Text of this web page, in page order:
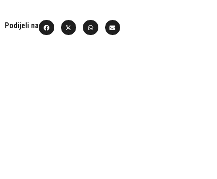
Podijeli na